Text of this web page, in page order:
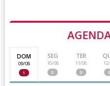
DOM
09/08
1
SEG
10/08
0
TER
11/08
0 0